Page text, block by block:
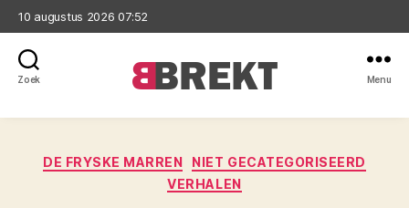
10 augustus 2026 07:52
Zoek Menu
Categorieën
DE FRYSKE MARREN
NIET GECATEGORISEERD
VERHALEN